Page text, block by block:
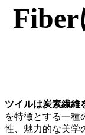
ツイルは炭素繊維
を特徴とする一種
性、魅力的な美学